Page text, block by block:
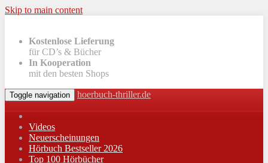
Skip to main content
Kostenlose Lieferung
für CD’s & Bücher
In Kooperation
mit den besten Shops
Toggle navigation hoerbuch-thriller.de
Videos
Neuerscheinungen
Hörbuch Bestseller 2026
Top 100 Hörbücher